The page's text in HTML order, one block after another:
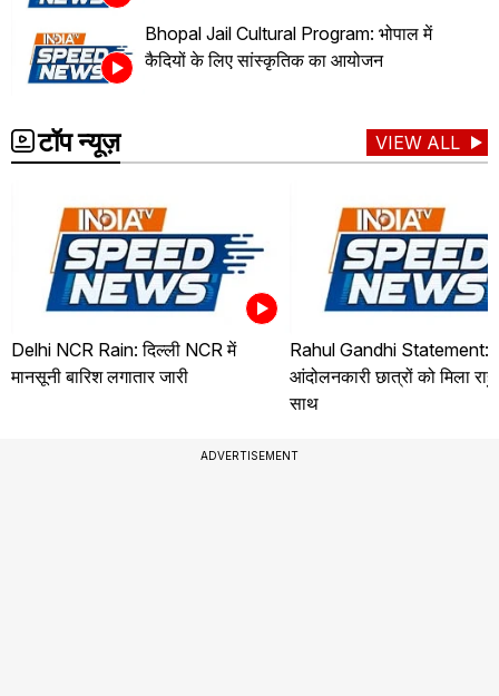
Bhopal Jail Cultural Program: भोपाल में
कैदियों के लिए सांस्कृतिक का आयोजन
टॉप न्यूज़ VIEW ALL
Delhi NCR Rain: दिल्ली NCR में
मानसूनी बारिश लगातार जारी
Rahul Gandhi Statement:
आंदोलनकारी छात्रों को मिला
साथ
ADVERTISEMENT